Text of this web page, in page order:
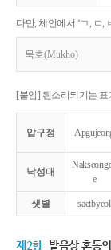
다만, 체언에서 ‘ㄱ, ㄷ,
묵호(Mukho)
[붙임] 된소리되기는
압구정
낙성대
e
샛별 saetbyeol
제2항 발음상 혼동